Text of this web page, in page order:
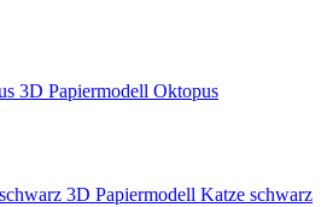
3D Papiermodell Oktopus
3D Papiermodell Katze schwarz